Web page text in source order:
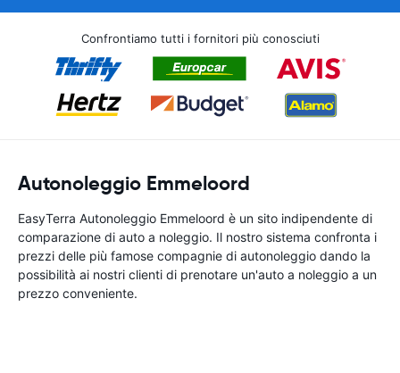
Confrontiamo tutti i fornitori più conosciuti
Autonoleggio Emmeloord
EasyTerra Autonoleggio Emmeloord è un sito indipendente di
comparazione di auto a noleggio. Il nostro sistema confronta i
prezzi delle più famose compagnie di autonoleggio dando la
possibilità ai nostri clienti di prenotare un'auto a noleggio a un
prezzo conveniente.